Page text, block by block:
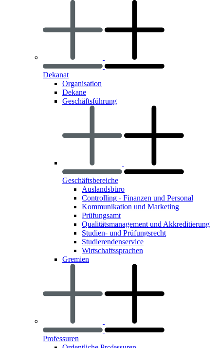
Dekanat
Organisation
Dekane
Geschäftsführung
Geschäftsbereiche
Auslandsbüro
Controlling - Finanzen und Personal
Kommunikation und Marketing
Prüfungsamt
Qualitätsmanagement und Akkreditierung
Studien- und Prüfungsrecht
Studierendenservice
Wirtschaftssprachen
Gremien
Professuren